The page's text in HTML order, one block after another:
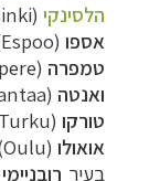
הלסינקי (
אספו (
Espoo
טמפרה (
ואנטה (
טורקו (
Turku
אואולו (
Oulu
)
בעיר רובניימי